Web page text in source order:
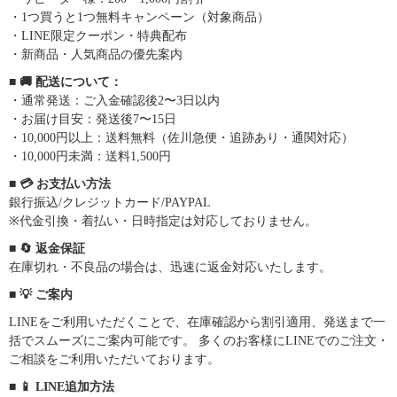
・1つ買うと1つ無料キャンペーン（対象商品）
・LINE限定クーポン・特典配布
・新商品・人気商品の優先案内
■ 🚚 配送について：
・通常発送：ご入金確認後2〜3日以内
・お届け目安：発送後7〜15日
・10,000円以上：送料無料（佐川急便・追跡あり・通関対応）
・10,000円未満：送料1,500円
■ 💳 お支払い方法
銀行振込/クレジットカード/PAYPAL
※代金引換・着払い・日時指定は対応しておりません。
■ 🔄 返金保証
在庫切れ・不良品の場合は、迅速に返金対応いたします。
■ 💡 ご案内
LINEをご利用いただくことで、在庫確認から割引適用、発送まで一
括でスムーズにご案内可能です。 多くのお客様にLINEでのご注文・
ご相談をご利用いただいております。
■ 📱 LINE追加方法